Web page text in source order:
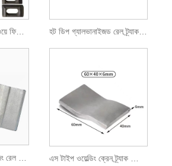
কাস্টেড প্রেস প্লেট রেলওয়ে ফিটিং ট্র্যাক করুন হট ডিপ গ্যালভানাইজড রেল ট্র্যাক প্রেসিং প্লেট ক্ল্যাম্প
এস টাইপ ওয়েল্ডিং ক্রেন ট্র্যাক প্রেসার প্লেট